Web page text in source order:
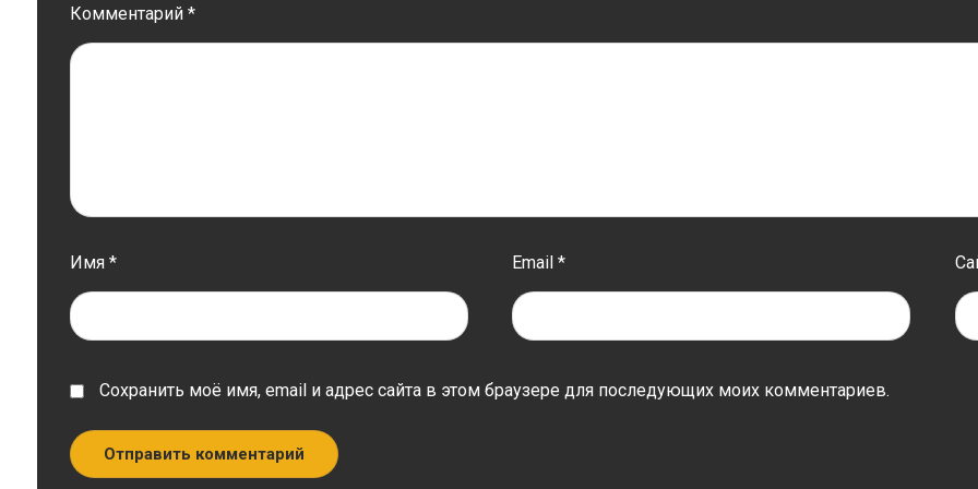
Комментарий *
Имя * Email*
Сохранить моё имя, email и адрес сайта в этом браузере для последующих моих комментариев.
Отправить комментарий